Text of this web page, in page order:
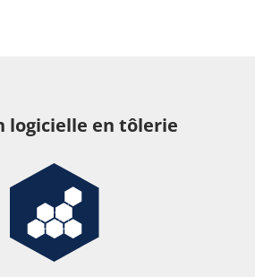
logicielle en tôlerie